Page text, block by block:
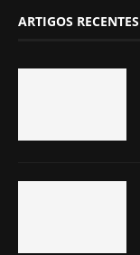
ARTIGOS RECENTES